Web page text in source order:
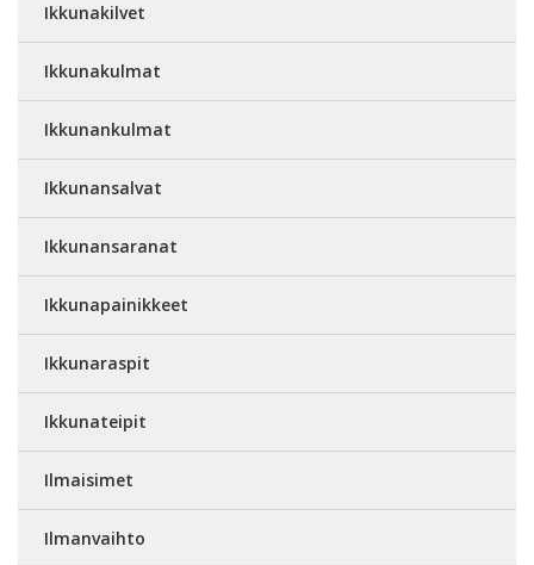
Ikkunakilvet
Ikkunakulmat
Ikkunankulmat
Ikkunansalvat
Ikkunansaranat
Ikkunapainikkeet
Ikkunaraspit
Ikkunateipit
Ilmaisimet
Ilmanvaihto